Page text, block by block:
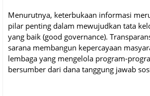
Menurutnya, keterbukaan informasi
pilar penting dalam mewujudkan tata
yang baik (good governance).
sarana membangun kepercayaan
lembaga yang mengelola program-
bersumber dari dana tanggung jawab